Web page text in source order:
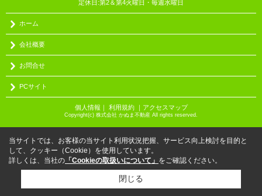
定休日:第2＆第4火曜日・毎週水曜日
ホーム
会社概要
お問合せ
PCサイト
個人情報 ｜ 利用規約｜ アクセスマップ
Copyright(c) 株式会社 かぬま不動産 All rights reserved.
当サイトでは、お客様の当サイト利用状況把握、サービス向上検討を目的と
して、クッキー（Cookie）を使用しています。
詳しくは、当社の 「Cookieの取扱いについて」 をご確認ください。
閉じる